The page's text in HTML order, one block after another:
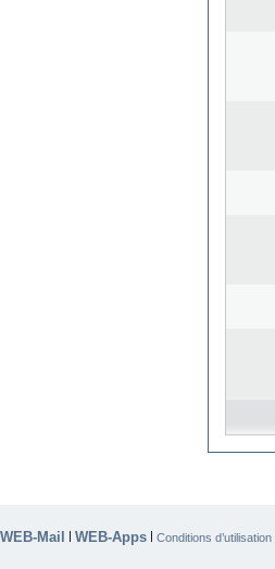
WEB-Mail | WEB-Apps | Conditions d’utilisation